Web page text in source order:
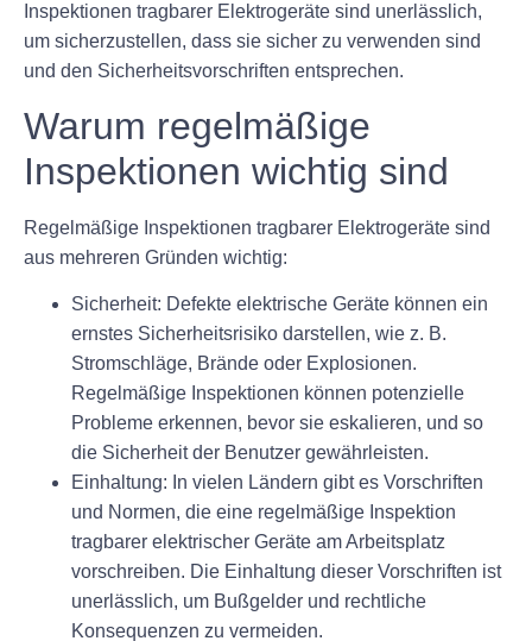
Inspektionen tragbarer Elektrogeräte sind unerlässlich,
um sicherzustellen, dass sie sicher zu verwenden sind
und den Sicherheitsvorschriften entsprechen.
Warum regelmäßige
Inspektionen wichtig sind
Regelmäßige Inspektionen tragbarer Elektrogeräte sind
aus mehreren Gründen wichtig:
Sicherheit: Defekte elektrische Geräte können ein
ernstes Sicherheitsrisiko darstellen, wie z. B.
Stromschläge, Brände oder Explosionen.
Regelmäßige Inspektionen können potenzielle
Probleme erkennen, bevor sie eskalieren, und so
die Sicherheit der Benutzer gewährleisten.
Einhaltung: In vielen Ländern gibt es Vorschriften
und Normen, die eine regelmäßige Inspektion
tragbarer elektrischer Geräte am Arbeitsplatz
vorschreiben. Die Einhaltung dieser Vorschriften ist
unerlässlich, um Bußgelder und rechtliche
Konsequenzen zu vermeiden.